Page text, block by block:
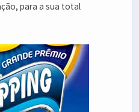
para a sua total